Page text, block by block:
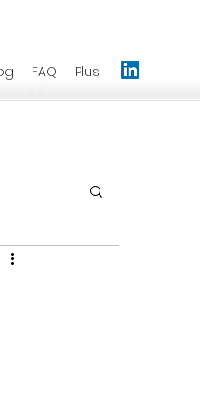
FAQ Plus